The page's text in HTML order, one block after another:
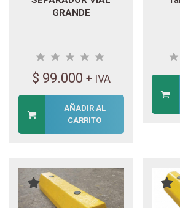
GRANDE
$ 99.000 + IVA
AÑADIR AL
CARRITO